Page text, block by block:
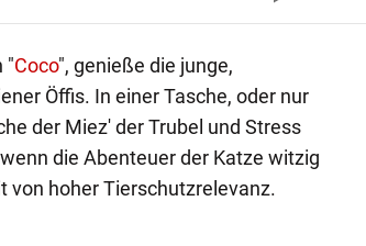
"Coco", genieße die junge,
Öffis. In einer Tasche, oder nur
der Miez' der Trubel und Stress
die Abenteuer der Katze witzig
von hoher Tierschutzrelevanz.